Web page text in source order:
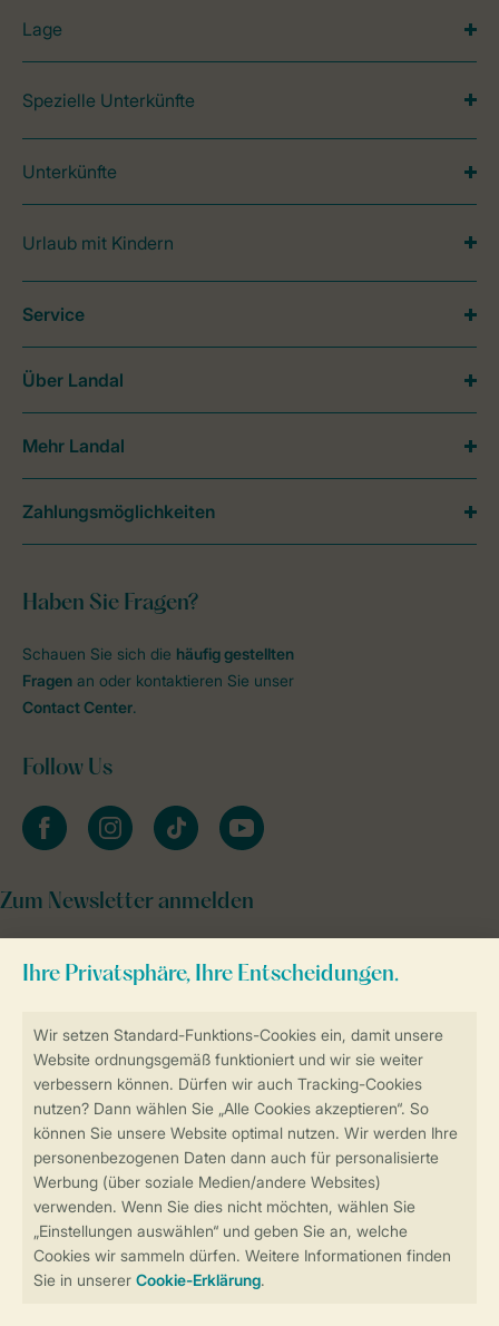
Sicherstellung Deiner Privatsphäre
Sicher und schnell zur Online-Buchung
Sichere Datenübertragung
Sicheres Bezahlen
Lage
Spezielle Unterkünfte
Unterkünfte
Urlaub mit Kindern
Haben Sie Fragen?
Schauen Sie sich die häufig gestellten
Fragen an oder kontaktieren Sie unser
Contact Center.
Follow Us
facebookinstagramtiktok youtube
Zum Newsletter anmelden
Service
Über Landal
Mehr Landal
Zahlungsmöglichkeiten